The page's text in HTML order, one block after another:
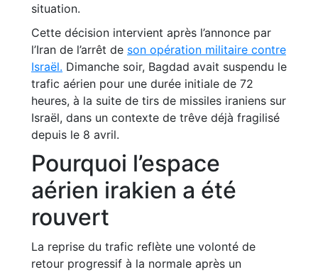
situation.
Cette décision intervient après l’annonce par
l’Iran de l’arrêt de son opération militaire contre
Israël. Dimanche soir, Bagdad avait suspendu le
trafic aérien pour une durée initiale de 72
heures, à la suite de tirs de missiles iraniens sur
Israël, dans un contexte de trêve déjà fragilisé
depuis le 8 avril.
Pourquoi l’espace
aérien irakien a été
rouvert
La reprise du trafic reflète une volonté de
retour progressif à la normale après un